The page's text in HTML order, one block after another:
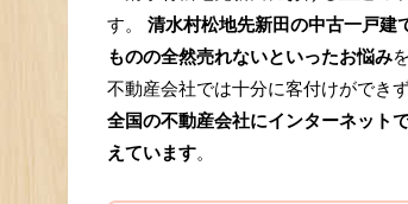
す。 清水村松地先新田の中古一戸建
ものの全然売れないといったお悩み
不動産会社では十分に客付けができ
全国の不動産会社にインターネット
えています。